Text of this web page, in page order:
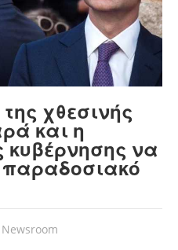
χθεσινής
και η
κυβέρνησης να
παραδοσιακό
Newsroom